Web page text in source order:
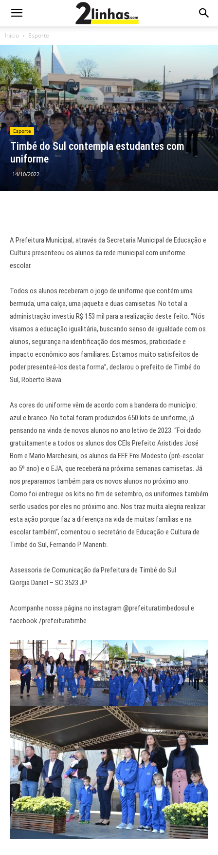
Início Esporte
Esporte
Timbé do Sul contempla estudantes com
uniforme
14/10/2022
A Prefeitura Municipal, através da Secretaria Municipal de Educação e
Cultura presenteou os alunos da rede municipal com uniforme
escolar.
Todos os alunos receberam o jogo de uniforme que contém uma
bermuda, uma calça, uma jaqueta e duas camisetas. No total a
administração investiu R$ 153 mil para a realização deste feito. “Nós
visamos a educação igualitária, buscando senso de igualdade com os
alunos, segurança na identificação dos mesmos, praticidade e
impacto econômico aos familiares. Estamos muito satisfeitos de
poder presenteá-los desta forma”, declarou o prefeito de Timbé do
Sul, Roberto Biava.
As cores do uniforme vêm de acordo com a bandeira do município:
azul e branco. No total foram produzidos 650 kits de uniforme, já
pensando na vinda de novos alunos no ano letivo de 2023. “Foi dado
gratuitamente a todos os alunos dos CEIs Prefeito Aristides José
Bom e Mario Marchesini, os alunos da EEF Frei Modesto (pré-escolar
ao 5º ano) e o EJA, que receberá na próxima semanas camisetas. Já
nos preparamos também para os novos alunos no próximo ano.
Como foi entregue os kits no fim de setembro, os uniformes também
serão usados por eles no próximo ano. Nos traz muita alegria realizar
esta ação porque faz a diferença na vida de muitas famílias e na
escolar também”, comentou o secretário de Educação e Cultura de
Timbé do Sul, Fernando P. Manenti.
Assessoria de Comunicação da Prefeitura de Timbé do Sul
Giorgia Daniel – SC 3523 JP
Acompanhe nossa página no instagram @prefeituratimbedosul e
facebook /prefeituratimbe